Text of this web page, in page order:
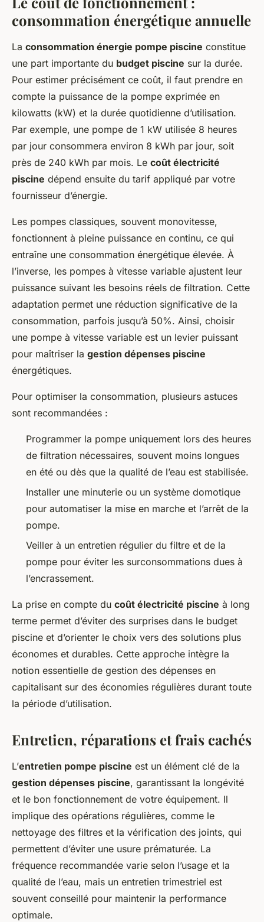
consommation énergétique annuelle
La consommation énergie pompe piscine constitue
une part importante du budget piscine sur la durée.
Pour estimer précisément ce coût, il faut prendre en
compte la puissance de la pompe exprimée en
kilowatts (kW) et la durée quotidienne d’utilisation.
Par exemple, une pompe de 1 kW utilisée 8 heures
par jour consommera environ 8 kWh par jour, soit
près de 240 kWh par mois. Le coût électricité
piscine dépend ensuite du tarif appliqué par votre
fournisseur d’énergie.
Les pompes classiques, souvent monovitesse,
fonctionnent à pleine puissance en continu, ce qui
entraîne une consommation énergétique élevée. À
l’inverse, les pompes à vitesse variable ajustent leur
puissance suivant les besoins réels de filtration. Cette
adaptation permet une réduction significative de la
consommation, parfois jusqu’à 50%. Ainsi, choisir
une pompe à vitesse variable est un levier puissant
pour maîtriser la gestion dépenses piscine
énergétiques.
Pour optimiser la consommation, plusieurs astuces
sont recommandées :
Programmer la pompe uniquement lors des heures
de filtration nécessaires, souvent moins longues
en été ou dès que la qualité de l’eau est stabilisée.
Installer une minuterie ou un système domotique
pour automatiser la mise en marche et l’arrêt de la
pompe.
Veiller à un entretien régulier du filtre et de la
pompe pour éviter les surconsommations dues à
l’encrassement.
La prise en compte du coût électricité piscine à long
terme permet d’éviter des surprises dans le budget
piscine et d’orienter le choix vers des solutions plus
économes et durables. Cette approche intègre la
notion essentielle de gestion des dépenses en
capitalisant sur des économies régulières durant toute
la période d’utilisation.
Entretien, réparations et frais cachés
L’entretien pompe piscine est un élément clé de la
gestion dépenses piscine, garantissant la longévité
et le bon fonctionnement de votre équipement. Il
implique des opérations régulières, comme le
nettoyage des filtres et la vérification des joints, qui
permettent d’éviter une usure prématurée. La
fréquence recommandée varie selon l’usage et la
qualité de l’eau, mais un entretien trimestriel est
souvent conseillé pour maintenir la performance
optimale.